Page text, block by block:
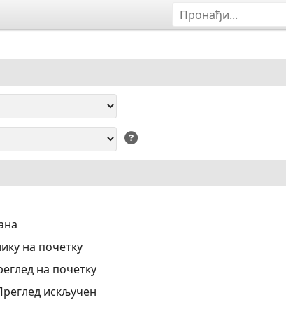
на почетку
на почетку
искључен